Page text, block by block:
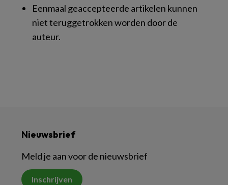
Eenmaal geaccepteerde artikelen kunnen
niet teruggetrokken worden door de
auteur.
Nieuwsbrief
Meld je aan voor de nieuwsbrief
Inschrijven